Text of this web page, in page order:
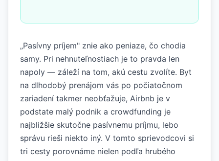
„Pasívny príjem" znie ako peniaze, čo chodia
samy. Pri nehnuteľnostiach je to pravda len
napoly — záleží na tom, akú cestu zvolíte. Byt
na dlhodobý prenájom vás po počiatočnom
zariadení takmer neobťažuje, Airbnb je v
podstate malý podnik a crowdfunding je
najbližšie skutočne pasívnemu príjmu, lebo
správu rieši niekto iný. V tomto sprievodcovi si
tri cesty porovnáme nielen podľa hrubého